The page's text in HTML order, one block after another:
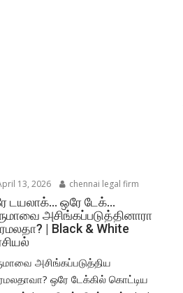
13, 2026 chennai legal firm
டயலாக்… ஒரே டேக்…
அசிங்கப்படுத்தினாரா
| Black & White
அசிங்கப்படுத்திய
ஒரே டேக்கில் கொட்டிய